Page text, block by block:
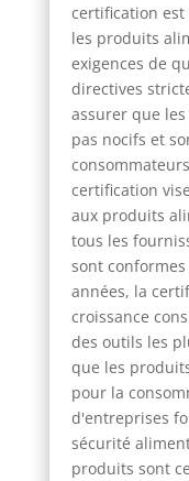
certification
les produits
exigences de
directives
assurer que
pas nocifs et
certification
aux produits
tous les
sont conformes
années, la
croissance
des outils les
que les
pour la
d'entreprises
sécurité
produits sont